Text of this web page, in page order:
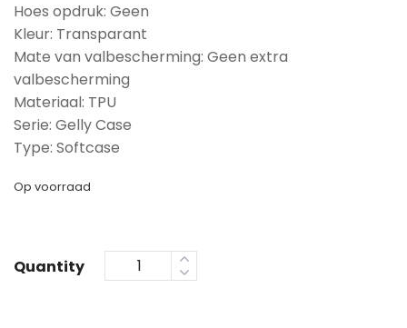
Hoes opdruk: Geen
Kleur: Transparant
Mate van valbescherming: Geen extra
valbescherming
Materiaal: TPU
Serie: Gelly Case
Type: Softcase
Op voorraad
Quantity